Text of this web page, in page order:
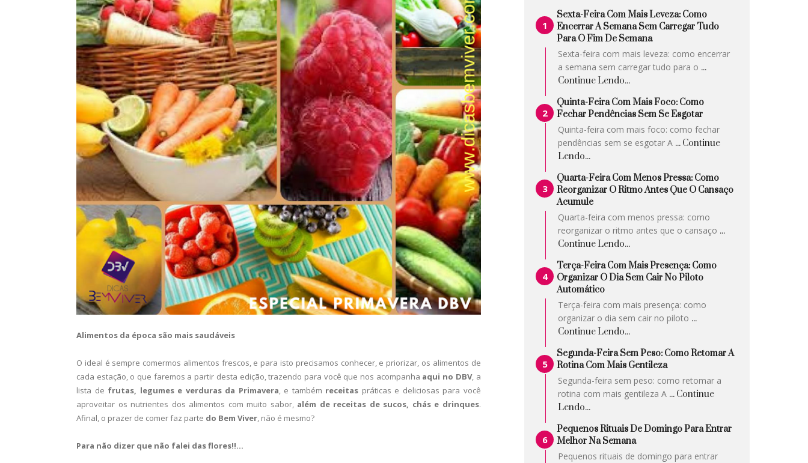
Alimentos da época são mais saudáveis
O ideal é sempre comermos alimentos frescos, e para isto precisamos conhecer, e priorizar, os alimentos de
cada estação, o que faremos a partir desta edição, trazendo para você que nos acompanha aqui no DBV, a
lista de frutas, legumes e verduras da Primavera, e também receitas práticas e deliciosas para você
aproveitar os nutrientes dos alimentos com muito sabor, além de receitas de sucos, chás e drinques.
Afinal, o prazer de comer faz parte do Bem Viver, não é mesmo?
Para não dizer que não falei das flores!!...
Sexta-Feira Com Mais Leveza: Como
Encerrar A Semana Sem Carregar Tudo
Para O Fim De Semana
Sexta-feira com mais leveza: como encerrar
a semana sem carregar tudo para o ...
Continue Lendo...
Quinta-Feira Com Mais Foco: Como
Fechar Pendências Sem Se Esgotar
Quinta-feira com mais foco: como fechar
pendências sem se esgotar A ... Continue
Lendo...
Quarta-Feira Com Menos Pressa: Como
Reorganizar O Ritmo Antes Que O Cansaço
Acumule
Quarta-feira com menos pressa: como
reorganizar o ritmo antes que o cansaço ...
Continue Lendo...
Terça-Feira Com Mais Presença: Como
Organizar O Dia Sem Cair No Piloto
Automático
Terça-feira com mais presença: como
organizar o dia sem cair no piloto ...
Continue Lendo...
Segunda-Feira Sem Peso: Como Retomar A
Rotina Com Mais Gentileza
Segunda-feira sem peso: como retomar a
rotina com mais gentileza A ... Continue
Lendo...
Pequenos Rituais De Domingo Para Entrar
Melhor Na Semana
Pequenos rituais de domingo para entrar